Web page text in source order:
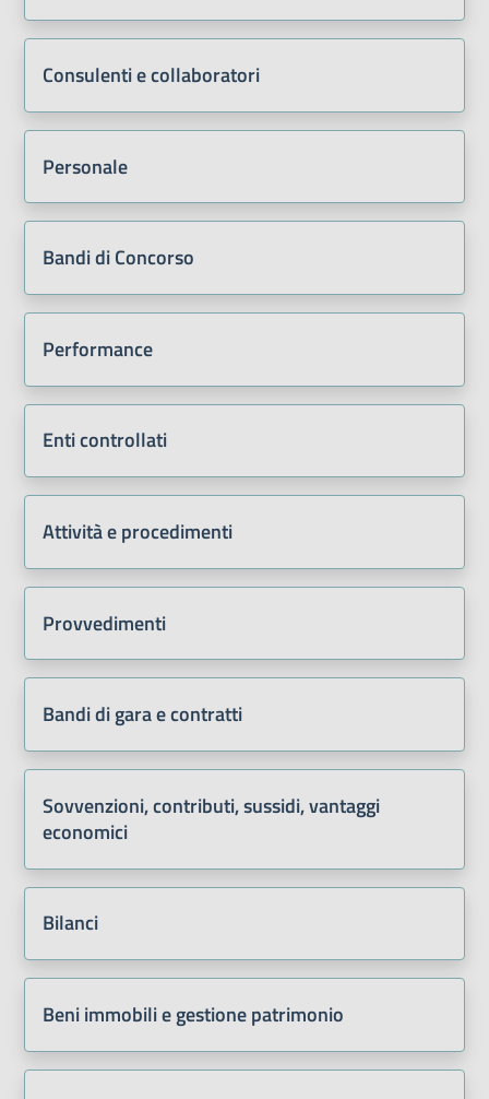
Consulenti e collaboratori
Personale
Bandi di Concorso
Performance
Enti controllati
Attività e procedimenti
Provvedimenti
Bandi di gara e contratti
Sovvenzioni, contributi, sussidi, vantaggi
economici
Bilanci
Beni immobili e gestione patrimonio